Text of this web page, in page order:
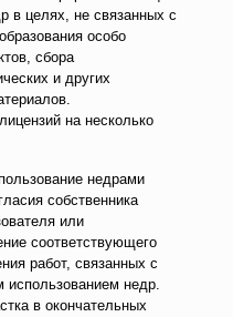
в целях, не связанных с
особо
сбора
и других
на несколько
недрами
собственника
или
соответствующего
работ, связанных с
использованием недр.
в окончательных